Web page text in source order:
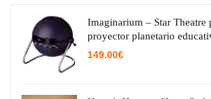
Imaginarium – Star Theatre
proyector planetario
149.00€